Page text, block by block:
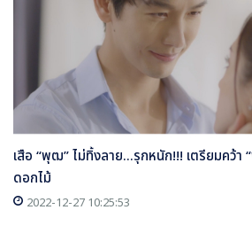
เสือ “พุฒ” ไม่ทิ้งลาย...รุกหนัก!!! เตรียมคว้า
ดอกไม้
2022-12-27 10:25:53